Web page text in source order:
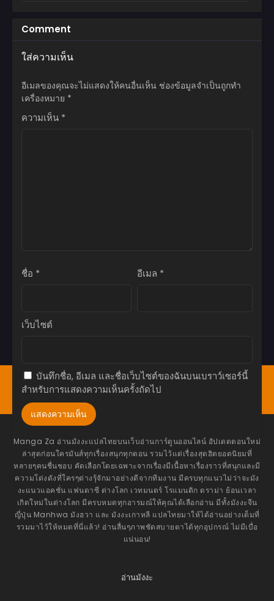
มีนาคม 9, 2024
ตอนที่ 9.1
ตอนที่ 8.7
มีนาคม 9, 2024
ตอนที่ 8.2
มีนาคม 9, 2024
ตอนที่ 7.5
มีนาคม 9, 2024
ตอนที่ 7.4
มีนาคม 9, 2024
ตอนที่ 7.3
มีนาคม 9, 2024
ตอนที่ 7.2
มีนาคม 9, 2024
Comment
ใส่ความเห็น
อีเมลของคุณจะไม่แสดงให้คนอื่นเห็น ช่องข้อมูลจำเป็นถูกทำ
เครื่องหมาย *
ความเห็น *
ชื่อ * อีเมล *
เว็บไซต์
บันทึกชื่อ, อีเมล และชื่อเว็บไซต์ของฉันบนเบราว์เซอร์นี้
สำหรับการแสดงความเห็นครั้งถัดไป
หน้าแรก Bookmark มังงะ(ญี่ปุ่น)
มังฮวา(เกาหลี)
มังฮัว(จีน)
Manga Za อ่านมังงะแปลไทยบนเว็บอ่านการ์ตูนออนไลน์ อัปเดตตอนใหม่
ล่าสุดก่อนใครมันส์ทุกเรื่องสนุกทุกตอน รวมไว้แต่เรื่องสุดฮิตยอดนิยมที่
หลายๆคนชื่นชอบ คัดเลือกโดยเฉพาะจากเรื่องมีเนื้อหาเรื่องราวที่สนุกและมี
ความโด่งดังที่ใครๆต่างรุ้จักมาอย่างดีจากทีมงาน มีครบทุกแนวไม่ว่าจะมัง
งะแนวแอคชั่น แฟนตาซี ต่างโลก เวทมนตร์ โรแมนติก ดราม่า ย้อนเวลา
เกิดใหม่ในต่างโลก มีครบหมดทุกอารมณ์ให้คุณได้เลือกอ่าน มีทั้งมังงะจีน
ญี่ปุ่น Manhwa มังฮวา และ มังงะเกาหลี แปลไทยมาให้ได้อ่านอย่างเต็มที่
รวมมาไว้ให้หมดที่นี่แล้ว! อ่านลื่นๆภาพชัดสบายตาได้ทุกอุปกรณ์ ไม่มีเบื่อ
แน่นอน!
อ่านมังงะ